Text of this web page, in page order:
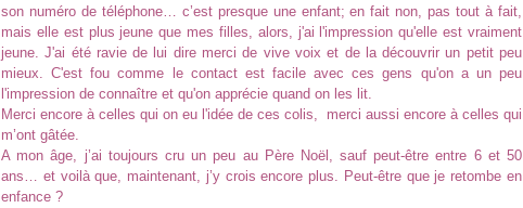
son numéro de téléphone… c’est presque une enfant; en fait non, pas tout à fait,
mais elle est plus jeune que mes filles, alors, j'ai l'impression qu'elle est vraiment
jeune. J'ai été ravie de lui dire merci de vive voix et de la découvrir un petit peu
mieux. C'est fou comme le contact est facile avec ces gens qu'on a un peu
l'impression de connaître et qu'on apprécie quand on les lit.
Merci encore à celles qui on eu l'idée de ces colis, merci aussi encore à celles qui
m’ont gâtée.
A mon âge, j’ai toujours cru un peu au Père Noël, sauf peut-être entre 6 et 50
ans… et voilà que, maintenant, j’y crois encore plus. Peut-être que je retombe en
enfance ?